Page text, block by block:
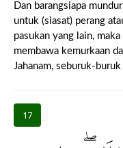
Dan barangsiapa
untuk (siasat) perang
pasukan yang lain,
membawa kemurkaan
Jahanam, seburuk-
17